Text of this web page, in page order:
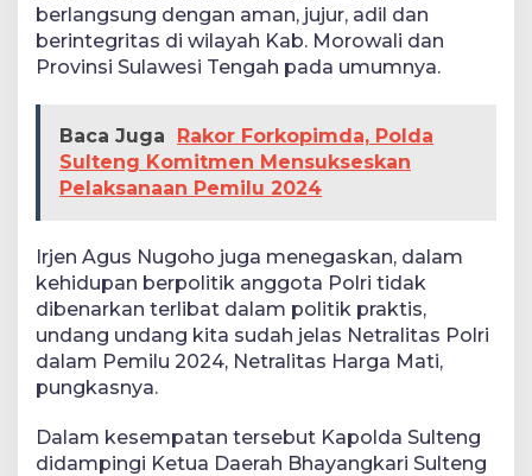
berlangsung dengan aman, jujur, adil dan
berintegritas di wilayah Kab. Morowali dan
Provinsi Sulawesi Tengah pada umumnya.
Baca Juga
Rakor Forkopimda, Polda
Sulteng Komitmen Mensukseskan
Pelaksanaan Pemilu 2024
Irjen Agus Nugoho juga menegaskan, dalam
kehidupan berpolitik anggota Polri tidak
dibenarkan terlibat dalam politik praktis,
undang undang kita sudah jelas Netralitas Polri
dalam Pemilu 2024, Netralitas Harga Mati,
pungkasnya.
Dalam kesempatan tersebut Kapolda Sulteng
didampingi Ketua Daerah Bhayangkari Sulteng